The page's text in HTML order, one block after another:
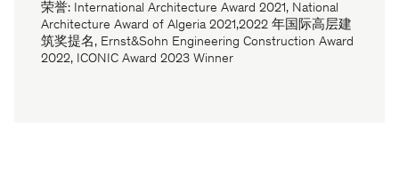
荣誉: International Architecture Award 2021, National
Architecture Award of Algeria 2021,2022 年国际高层建
筑奖提名, Ernst&Sohn Engineering Construction Award
2022, ICONIC Award 2023 Winner